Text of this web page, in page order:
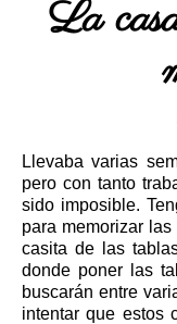
La
Llevaba varias
pero con tanto
sido imposible.
para memorizar
casita de las
donde poner las
buscarán entre
intentar que estos